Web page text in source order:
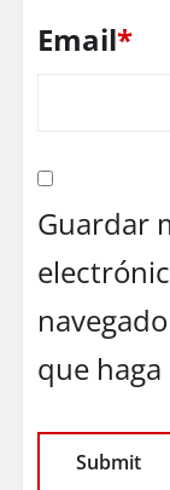
Email*
Guardar
que